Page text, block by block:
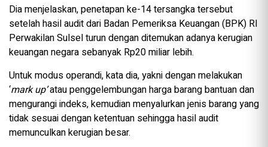
Dia menjelaskan, penetapan ke-14 tersangka tersebut
setelah hasil audit dari Badan Pemeriksa Keuangan (BPK) RI
Perwakilan Sulsel turun dengan ditemukan adanya kerugian
keuangan negara sebanyak Rp20 miliar lebih.
Untuk modus operandi, kata dia, yakni dengan melakukan
‘mark up’atau penggelembungan harga barang bantuan dan
mengurangi indeks, kemudian menyalurkan jenis barang yang
tidak sesuai dengan ketentuan sehingga hasil audit
memunculkan kerugian besar.